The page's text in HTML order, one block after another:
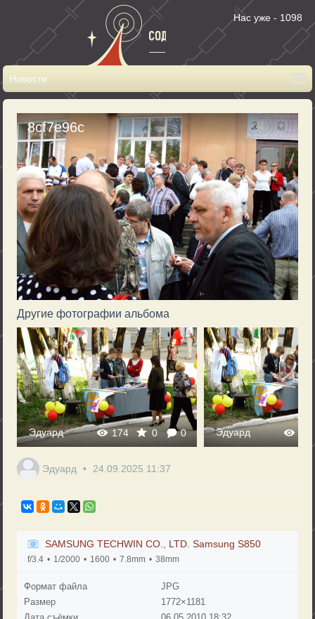
Нас уже - 1098
8cf7e96c
Другие фотографии альбома
174 0 0
Эдуард Эдуард
Эдуард 24.09.2025 11:37
SAMSUNG TECHWIN CO., LTD. Samsung S850
f/3.4 1/2000 1600 7.8mm 38mm
Формат файла
JPG
Размер
1772×1181